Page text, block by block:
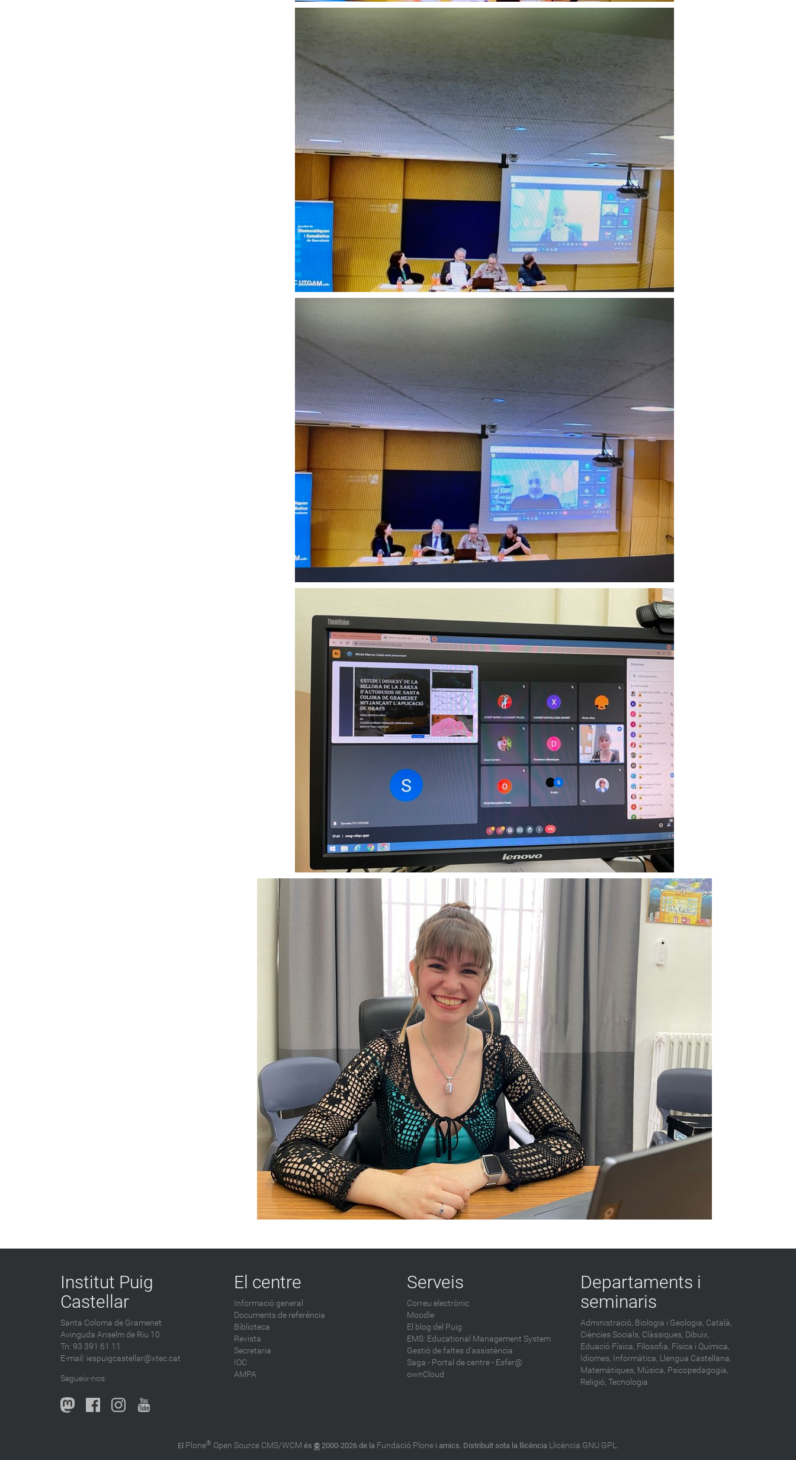
Institut Puig
Castellar
Santa Coloma de Gramenet
Avinguda Anselm de Riu 10
Tn: 93 391 61 11
E-mail: iespuigcastellar@xtec.cat
Segueix-nos:
El centre
Informació general
Documents de referència
Biblioteca
Revista
Secretaria
IOC
AMPA
Serveis
Correu electrònic
Moodle
El blog del Puig
EMS: Educational Management System
Gestió de faltes d'assistència
Saga - Portal de centre - Esfer@
ownCloud
Departaments i
seminaris
Administració, Biologia i Geologia, Català,
Ciències Socials, Clàssiques, Dibuix,
Eduació Física, Filosofia, Física i Química,
Idiomes, Informàtica, Llengua Castellana,
Matemàtiques, Música, Psicopedagogia,
Religió, Tecnologia
El Plone® Open Source CMS/WCM és © 2000-2026 de la Fundació Plone i amics. Distribuït sota la llicència Llicència GNU GPL.